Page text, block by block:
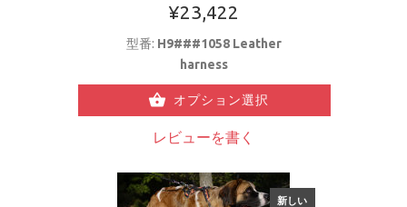
¥23,422
型番: H9###1058 Leather
harness
オプション選択
レビューを書く
新しい